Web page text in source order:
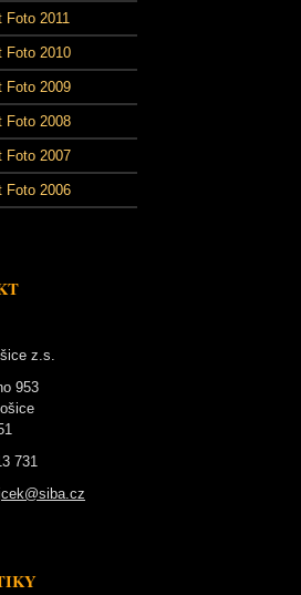
2011
Foto 2010
Foto 2009
Foto 2008
Foto 2007
Foto 2006
z.s.
953
731